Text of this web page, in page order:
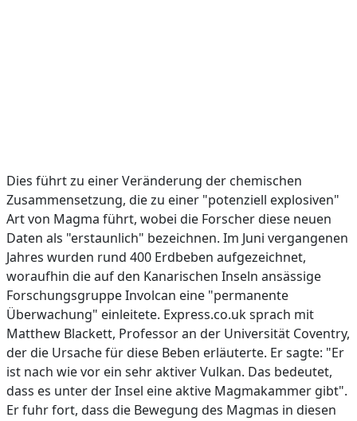
Dies führt zu einer Veränderung der chemischen
Zusammensetzung, die zu einer "potenziell explosiven"
Art von Magma führt, wobei die Forscher diese neuen
Daten als "erstaunlich" bezeichnen. Im Juni vergangenen
Jahres wurden rund 400 Erdbeben aufgezeichnet,
woraufhin die auf den Kanarischen Inseln ansässige
Forschungsgruppe Involcan eine "permanente
Überwachung" einleitete. Express.co.uk sprach mit
Matthew Blackett, Professor an der Universität Coventry,
der die Ursache für diese Beben erläuterte. Er sagte: "Er
ist nach wie vor ein sehr aktiver Vulkan. Das bedeutet,
dass es unter der Insel eine aktive Magmakammer gibt".
Er fuhr fort, dass die Bewegung des Magmas in diesen